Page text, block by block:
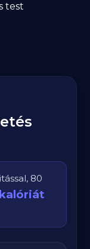
test
80
kalóriát